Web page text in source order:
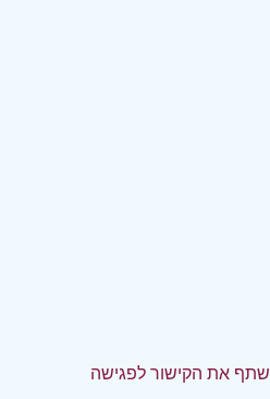
שתף את הקישור לפגישה